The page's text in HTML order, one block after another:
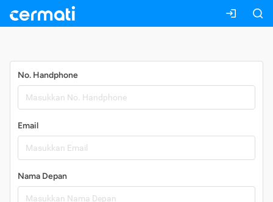
No. Handphone
Email
Nama Depan